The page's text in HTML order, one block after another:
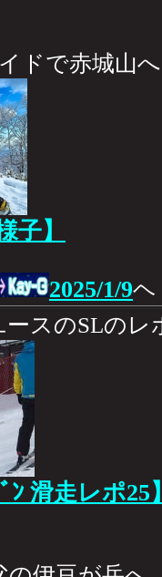
ドで赤城山へ
子】
2025/1/9ヘ
ースのSLのレ
ﾝ 滑走レポ25